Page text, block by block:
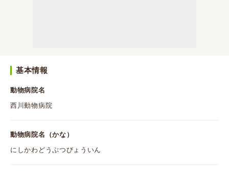
基本情報
動物病院名
西川動物病院
動物病院名（かな）
にしかわどうぶつびょういん